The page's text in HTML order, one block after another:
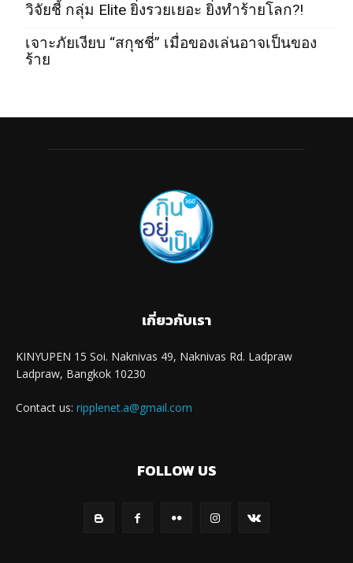
วิจัยชี้ กลุ่ม Elite ยิ่งรวยเยอะ ยิ่งทำร้ายโลก?!
เจาะภัยเงียบ “สกุชชี่” เมื่อของเล่นอาจเป็นของ
ร้าย
เกี่ยวกับเรา
KINYUPEN 15 Soi. Naknivas 49, Naknivas Rd. Ladpraw
Ladpraw, Bangkok 10230
Contact us: ripplenet.a@gmail.com
FOLLOW US